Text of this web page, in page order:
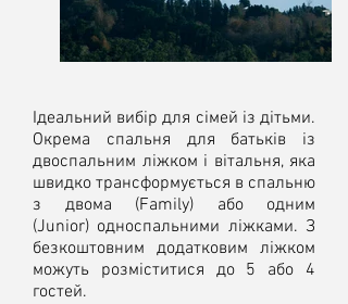
Ідеальний вибір для сімей із дітьми.
Окрема спальня для батьків із
двоспальним ліжком і вітальня, яка
швидко трансформується в спальню
з двома (Family) або одним
(Junior) односпальними ліжками. З
безкоштовним додатковим ліжком
можуть розміститися до 5 або 4
гостей.